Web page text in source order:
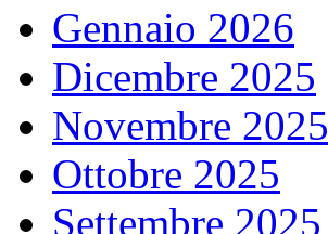
Gennaio 2026
Dicembre 2025
Novembre 2025
Ottobre 2025
Settembre 2025